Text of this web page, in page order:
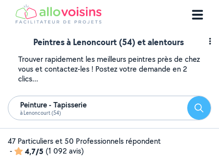
Peintres à Lenoncourt (54) et alentours
Trouver rapidement les meilleurs peintres près de chez
vous et contactez-les ! Postez votre demande en 2
clics...
Peinture - Tapisserie
à Lenoncourt (54)
47 Particuliers et 50 Professionnels répondent
-
4,7/5 (1 092 avis)